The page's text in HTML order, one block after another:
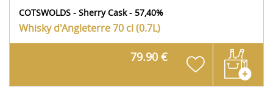
COTSWOLDS - Sherry Cask - 57,40%
Whisky d'Angleterre70 cl (0.7L)
79.90 €